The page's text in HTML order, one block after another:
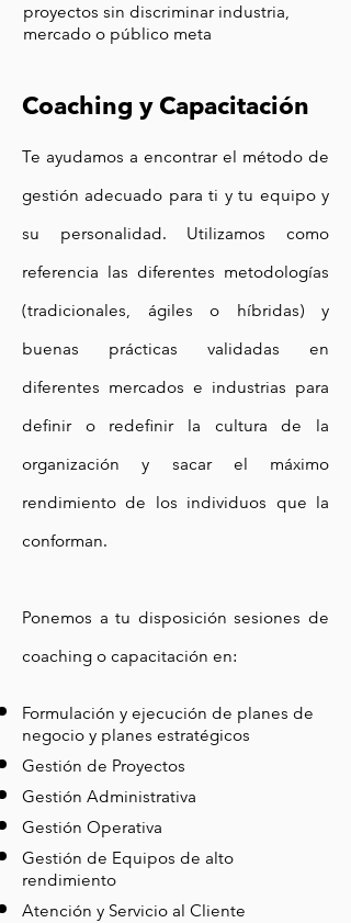
proyectos sin discriminar industria,
mercado o público meta
Coaching y Capacitación
Te ayudamos a encontrar el método de
gestión adecuado para ti y tu equipo y
su personalidad. Utilizamos como
referencia las diferentes metodologías
(tradicionales, ágiles o híbridas) y
buenas prácticas validadas en
diferentes mercados e industrias para
definir o redefinir la cultura de la
organización y sacar el máximo
rendimiento de los individuos que la
conforman.
Ponemos a tu disposición sesiones de
coaching o capacitación en:
Formulación y ejecución de planes de
negocio y planes estratégicos
Gestión de Proyectos
Gestión Administrativa
Gestión Operativa
Gestión de Equipos de alto
rendimiento
Atención y Servicio al Cliente